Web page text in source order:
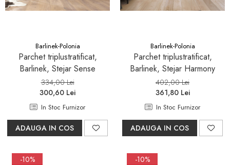
Barlinek-Polonia
Parchet triplustratificat,
Barlinek, Stejar Sense
334,00 Lei
300,60 Lei
In Stoc Furnizor
ADAUGA IN COS
Barlinek-Polonia
Parchet triplustratificat,
Barlinek, Stejar Harmony
402,00 Lei
361,80 Lei
In Stoc Furnizor
ADAUGA IN COS
-10% -10%